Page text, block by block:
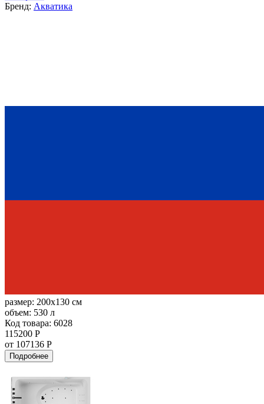
Бренд: Акватика
размер: 200x130 см
объем: 530 л
Код товара: 6028
115200 Р
от 107136 Р
Подробнее